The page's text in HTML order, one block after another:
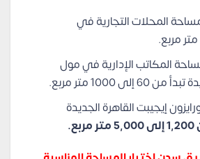
المحلات التجارية في
المكاتب الإدارية في مول
1000 متر مربع.
إيجيبت القاهرة الجديدة